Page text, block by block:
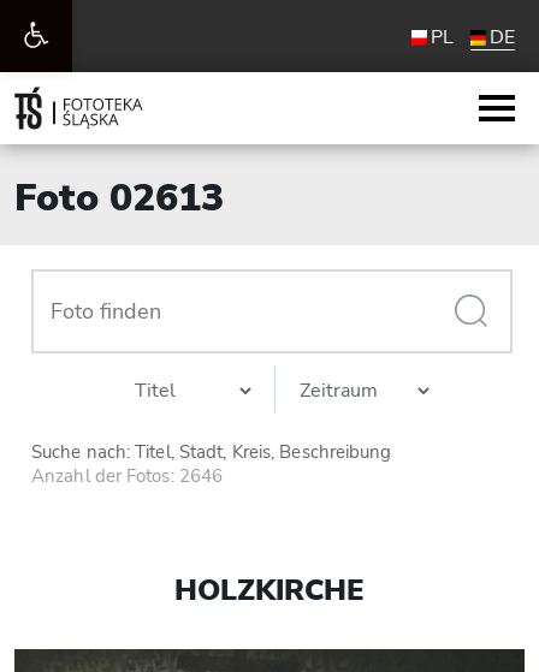
Werkzeugleiste
öffnen
PL DE
Foto 02613
Suche nach: Titel, Stadt, Kreis, Beschreibung
Anzahl der Fotos: 2646
HOLZKIRCHE